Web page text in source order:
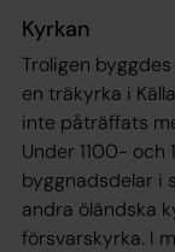
Kyrkan
Troligen
en träkyrka i
inte påträffats
Under 1100-
byggnadsdelar i
andra öländska
försvarskyrka. I